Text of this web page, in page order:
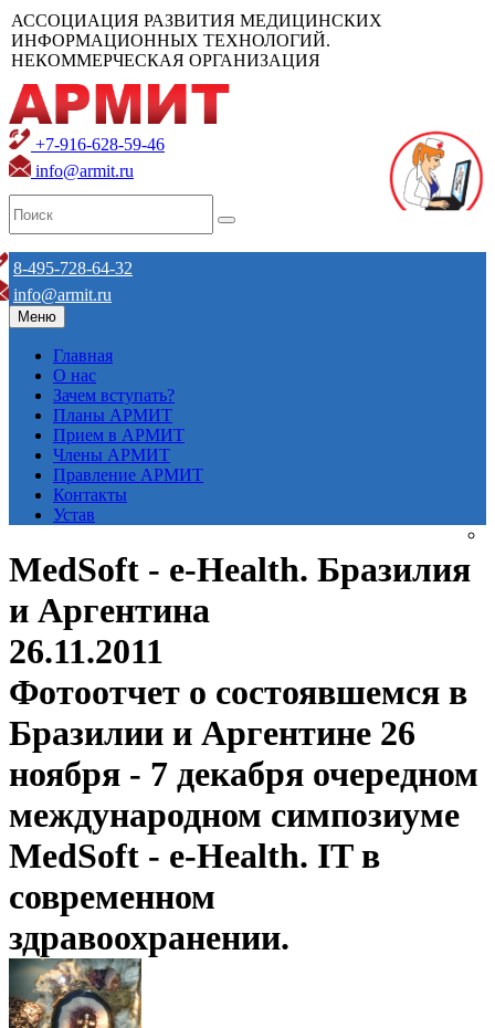
АССОЦИАЦИЯ РАЗВИТИЯ МЕДИЦИНСКИХ
ИНФОРМАЦИОННЫХ ТЕХНОЛОГИЙ.
НЕКОММЕРЧЕСКАЯ ОРГАНИЗАЦИЯ
+7-916-628-59-46
info@armit.ru
8-495-728-64-32
info@armit.ru
Меню
Главная
О нас
Зачем вступать?
Планы АРМИТ
Прием в АРМИТ
Члены АРМИТ
Правление АРМИТ
Контакты
Устав
MedSoft - e-Health. Бразилия
и Аргентина
26.11.2011
Фотоотчет о состоявшемся в
Бразилии и Аргентине 26
ноября - 7 декабря очередном
международном симпозиуме
MedSoft - e-Health. IT в
современном
здравоохранении.